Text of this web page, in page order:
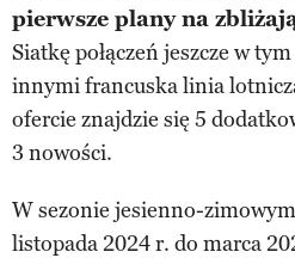
pierwsze plany na
Siatkę połączeń jeszcze w
innymi francuska linia
ofercie znajdzie się 5
3 nowości.
W sezonie jesienno-
listopada 2024 r. do marca